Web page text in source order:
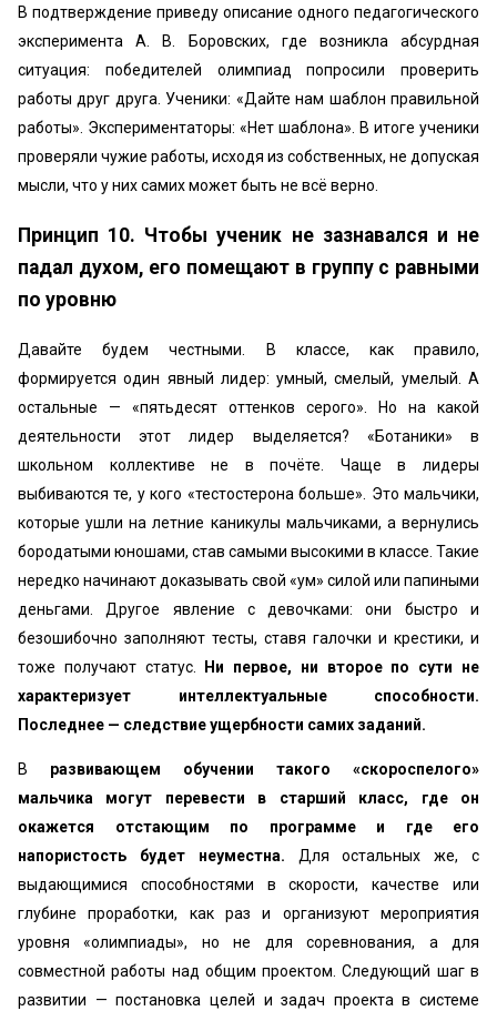
В подтверждение приведу описание одного педагогического
эксперимента А. В. Боровских, где возникла абсурдная
ситуация: победителей олимпиад попросили проверить
работы друг друга. Ученики: «Дайте нам шаблон правильной
работы». Экспериментаторы: «Нет шаблона». В итоге ученики
проверяли чужие работы, исходя из собственных, не допуская
мысли, что у них самих может быть не всё верно.
Принцип 10. Чтобы ученик не зазнавался и не
падал духом, его помещают в группу с равными
по уровню
Давайте будем честными. В классе, как правило,
формируется один явный лидер: умный, смелый, умелый. А
остальные — «пятьдесят оттенков серого». Но на какой
деятельности этот лидер выделяется? «Ботаники» в
школьном коллективе не в почёте. Чаще в лидеры
выбиваются те, у кого «тестостерона больше». Это мальчики,
которые ушли на летние каникулы мальчиками, а вернулись
бородатыми юношами, став самыми высокими в классе. Такие
нередко начинают доказывать свой «ум» силой или папиными
деньгами. Другое явление с девочками: они быстро и
безошибочно заполняют тесты, ставя галочки и крестики, и
тоже получают статус.
Ни первое, ни второе по сути не
характеризует интеллектуальные способности.
Последнее — следствие ущербности самих заданий.
В развивающем обучении такого «скороспелого»
мальчика могут перевести в старший класс, где он
окажется отстающим по программе и где его
напористость будет неуместна. Для остальных же, с
выдающимися способностями в скорости, качестве или
глубине проработки, как раз и организуют мероприятия
уровня «олимпиады», но не для соревнования, а для
совместной работы над общим проектом. Следующий шаг в
развитии — постановка целей и задач проекта в системе